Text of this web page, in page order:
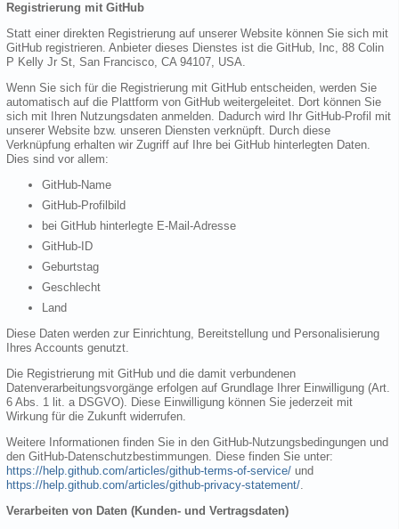
Registrierung mit GitHub
Statt einer direkten Registrierung auf unserer Website können Sie sich mit
GitHub registrieren. Anbieter dieses Dienstes ist die GitHub, Inc, 88 Colin
P Kelly Jr St, San Francisco, CA 94107, USA.
Wenn Sie sich für die Registrierung mit GitHub entscheiden, werden Sie
automatisch auf die Plattform von GitHub weitergeleitet. Dort können Sie
sich mit Ihren Nutzungsdaten anmelden. Dadurch wird Ihr GitHub-Profil mit
unserer Website bzw. unseren Diensten verknüpft. Durch diese
Verknüpfung erhalten wir Zugriff auf Ihre bei GitHub hinterlegten Daten.
Dies sind vor allem:
GitHub-Name
GitHub-Profilbild
bei GitHub hinterlegte E-Mail-Adresse
GitHub-ID
Geburtstag
Geschlecht
Land
Diese Daten werden zur Einrichtung, Bereitstellung und Personalisierung
Ihres Accounts genutzt.
Die Registrierung mit GitHub und die damit verbundenen
Datenverarbeitungsvorgänge erfolgen auf Grundlage Ihrer Einwilligung (Art.
6 Abs. 1 lit. a DSGVO). Diese Einwilligung können Sie jederzeit mit
Wirkung für die Zukunft widerrufen.
Weitere Informationen finden Sie in den GitHub-Nutzungsbedingungen und
den GitHub-Datenschutzbestimmungen. Diese finden Sie unter:
https://help.github.com/articles/github-terms-of-service/ und
https://help.github.com/articles/github-privacy-statement/.
Verarbeiten von Daten (Kunden- und Vertragsdaten)